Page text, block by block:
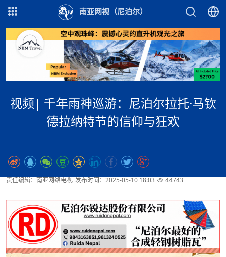
南亚网视（尼泊尔）
视频| 千年雨神巡游：尼泊尔拉托·马钦
德拉纳特节的信仰与狂欢
责任编辑：南亚网络电视 发布时间：2025-05-10 18:03 44743